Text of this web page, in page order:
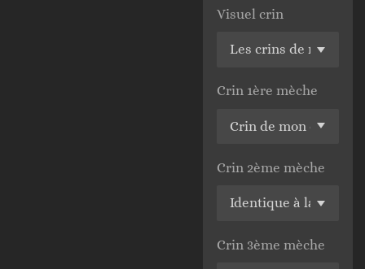
Visuel crin
Crin 1ère mèche
Crin 2ème mèche
Crin 3ème mèche